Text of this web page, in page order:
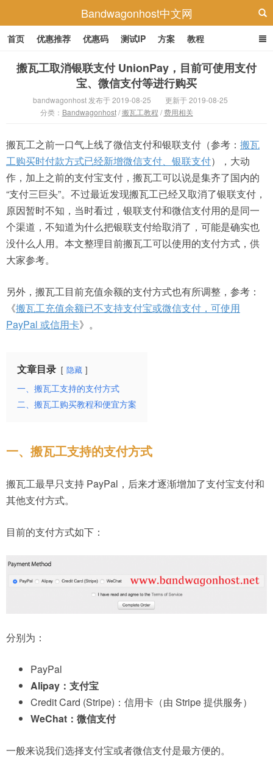
Bandwagonhost中文网
首页 优惠推荐 优惠码 测试IP 方案 教程
搬瓦工取消银联支付 UnionPay，目前可使用支付
宝、微信支付等进行购买
bandwagonhost 发布于 2019-08-25
更新于 2019-08-25
分类： Bandwagonhost/搬瓦工教程 / 费用相关
搬瓦工之前一口气上线了微信支付和银联支付（参考： 搬瓦
工购买时付款方式已经新增微信支付、银联支付），大动
作，加上之前的支付宝支付，搬瓦工可以说是集齐了国内的
“支付三巨头”。不过最近发现搬瓦工已经又取消了银联支付，
原因暂时不知，当时看过，银联支付和微信支付用的是同一
个渠道，不知道为什么把银联支付给取消了，可能是确实也
没什么人用。本文整理目前搬瓦工可以使用的支付方式，供
大家参考。
另外，搬瓦工目前充值余额的支付方式也有所调整，参考：
《搬瓦工充值余额已不支持支付宝或微信支付，可使用
PayPal 或信用卡》。
文章目录 隐藏
一、搬瓦工支持的支付方式
二、搬瓦工购买教程和便宜方案
一、搬瓦工支持的支付方式
搬瓦工最早只支持 PayPal，后来才逐渐增加了支付宝支付和
其他支付方式。
目前的支付方式如下：
分别为：
PayPal
Alipay：支付宝
Credit Card (Stripe)：信用卡（由 Stripe 提供服务）
WeChat：微信支付
一般来说我们选择支付宝或者微信支付是最方便的。